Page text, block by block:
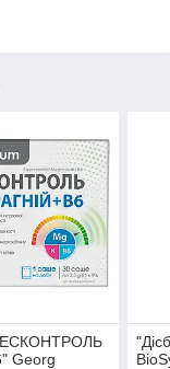
Georg